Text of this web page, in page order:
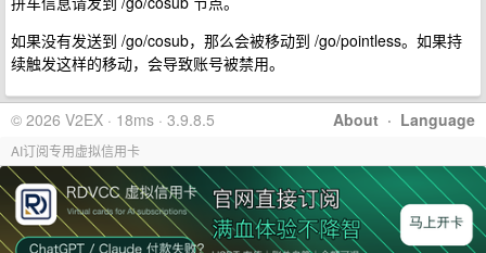
如果没有发送到 /go/cosub，那么会被移动到 /go/pointless。如果持
续触发这样的移动，会导致账号被禁用。
About · Language
© 2026 V2EX · 18ms · 3.9.8.5
AI订阅专用虚拟信用卡